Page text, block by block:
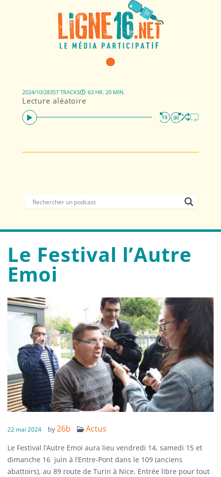
Lecture aléatoire
2024/10/28357 TRACKS 63 HR. 20 MIN.
Le Festival l’Autre
Emoi
22 mai 2024 by26b Actus
Le Festival l’Autre Emoi aura lieu vendredi 14, samedi 15 et
dimanche 16 juin à l’Entre-Pont dans le 109 (anciens
abattoirs), au 89 route de Turin à Nice. Entrée libre pour tout